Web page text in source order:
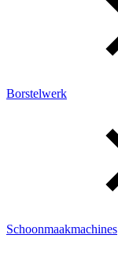
Borstelwerk
Schoonmaakmachines